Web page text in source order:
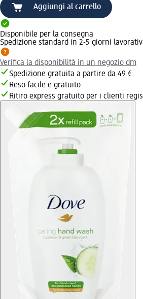
Aggiungi al carrello
Disponibile per la consegna
Spedizione standard in 2-5 giorni
Verifica la disponibilità in un negozio dm
Spedizione gratuita a partire da 49 €
Reso facile e gratuito
Ritiro express gratuito per i clienti